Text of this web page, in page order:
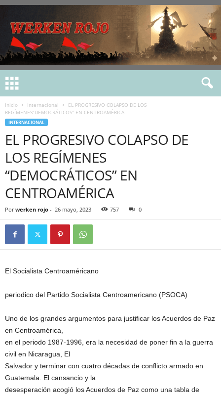
Inicio Internacional
EL PROGRESIVO COLAPSO DE LOS
REGÍMENES“DEMOCRÁTICOS” EN CENTROAMÉRICA
INTERNACIONAL
EL PROGRESIVO COLAPSO DE
LOS REGÍMENES
“DEMOCRÁTICOS” EN
CENTROAMÉRICA
Por werken rojo - 26 mayo, 2023 757 0
El Socialista Centroaméricano
periodico del Partido Socialista Centroamericano (PSOCA)
Uno de los grandes argumentos para justificar los Acuerdos de Paz
en Centroamérica,
en el periodo 1987-1996, era la necesidad de poner fin a la guerra
civil en Nicaragua, El
Salvador y terminar con cuatro décadas de conflicto armado en
Guatemala. El cansancio y la
desesperación acogió los Acuerdos de Paz como una tabla de